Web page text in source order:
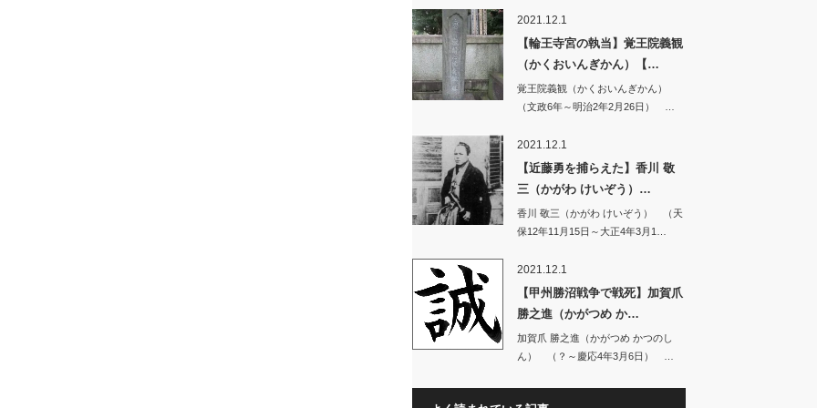
2021.12.1
【輪王寺宮の執当】覚王院義観
（かくおいんぎかん）【…
覚王院義観（かくおいんぎかん）
（文政6年～明治2年2月26日） …
2021.12.1
【近藤勇を捕らえた】香川 敬
三（かがわ けいぞう）…
香川 敬三（かがわ けいぞう） （天
保12年11月15日～大正4年3月1…
2021.12.1
【甲州勝沼戦争で戦死】加賀爪
勝之進（かがつめ か…
加賀爪 勝之進（かがつめ かつのし
ん） （？～慶応4年3月6日） …